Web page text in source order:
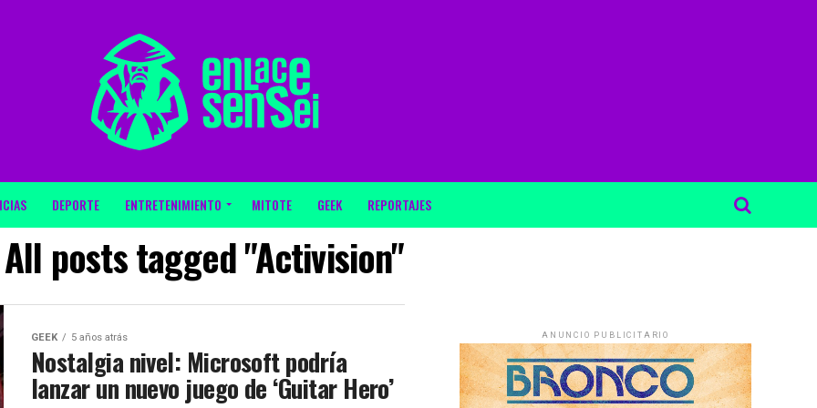
DEPORTE ENTRETENIMIENTO MITOTE GEEK REPORTAJES
All posts tagged "Activision"
GEEK 5 años atrás
Nostalgia nivel: Microsoft podría
lanzar un nuevo juego de ‘Guitar Hero’
ANUNCIO PUBLICITARIO